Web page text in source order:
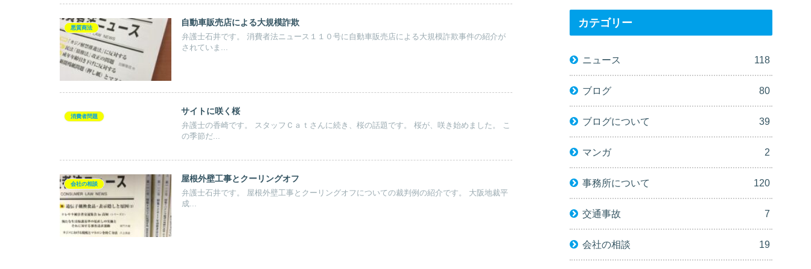
悪質商法
自動車販売店による大規模詐欺
弁護士石井です。 消費者法ニュース１１０号に自動車販売店による大規模詐欺事件の紹介が
されていま...
消費者問題
サイトに咲く桜
弁護士の香崎です。 スタッフＣａｔさんに続き、桜の話題です。 桜が、咲き始めました。 こ
の季節だ...
会社の相談
屋根外壁工事とクーリングオフ
弁護士石井です。 屋根外壁工事とクーリングオフについての裁判例の紹介です。 大阪地裁平
成...
カテゴリー
ニュース 118
ブログ 80
ブログについて 39
マンガ 2
事務所について 120
交通事故 7
会社の相談 19